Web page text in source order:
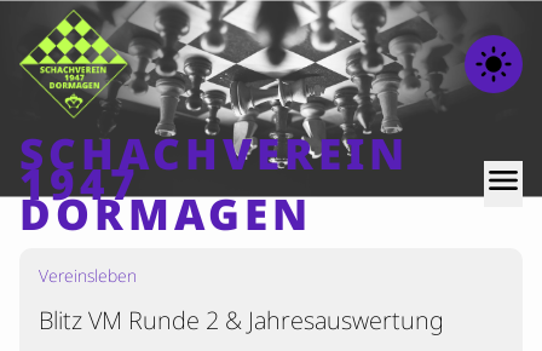
light_mode
SCHACHVEREIN
1947
DORMAGEN
menu
Home
Beiträge
Vereinsleben
Blitz VM Runde 2 & Jahresauswertung